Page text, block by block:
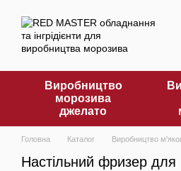
Виробництво
морозива
джелато
Головна Каталог Виробництво
Настільний фризер